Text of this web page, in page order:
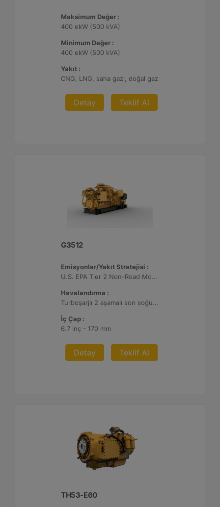
Maksimum Değer :
400 ekW (500 kVA)
Minimum Değer :
400 ekW (500 kVA)
Yakıt :
CNG, LNG, saha gazı, doğal gaz
Detay Teklif Al
G3512
Emisyonlar/Yakıt Stratejisi :
U.S. EPA Tier 2 Non-Road Mobile
Havalandırma :
Turboşarjlı 2 aşamalı son soğutmalı
İç Çap :
6.7 inç - 170 mm
Detay Teklif Al
TH53-E60